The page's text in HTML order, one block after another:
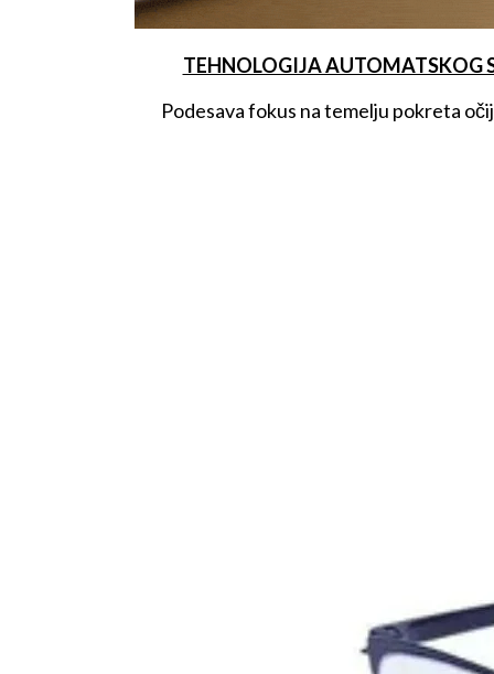
TEHNOLOGIJA AUTOMATSKOG
Podesava fokus na temelju pokreta